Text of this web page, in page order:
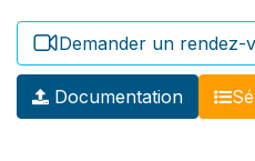
Demander un rendez-
Documentation